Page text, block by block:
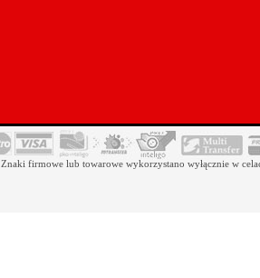
Znaki firmowe lub towarowe wykorzystano wyłącznie w